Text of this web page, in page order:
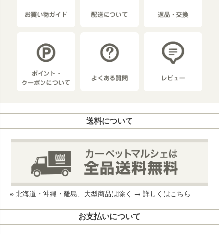
送料について
※ 北海道・沖縄・離島、大型商品は除く → 詳しくはこちら
お支払いについて